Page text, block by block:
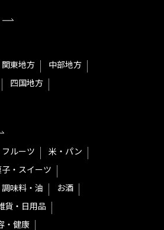
関東地方
中部地方
四国地方
ルーツ
米・パン
子・スイーツ
調味料・油
お酒
貨・日用品
・健康